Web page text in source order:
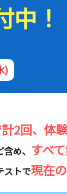
中！
)
2回、体
め、 すべ
ストで現在